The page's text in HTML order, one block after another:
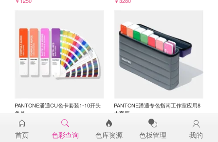
PANTONE潘通CU色卡套装1-10开头
色号
￥3045
PANTONE潘通专色指南工作室应用8
本套装
首页 色彩查询 色库资源 色板管理 我的